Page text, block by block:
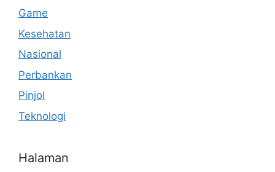
Game
Kesehatan
Nasional
Perbankan
Pinjol
Teknologi
Halaman